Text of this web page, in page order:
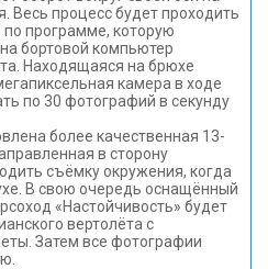
Весь процесс будет проходить
программе, которую
бортовой компьютер
Находящаяся на брюхе
камера в ходе
по 30 фотографий в секунду
более качественная 13-
в сторону
съёмку окружения, когда
В свою очередь оснащённый
«Настойчивость» будет
вертолёта с
Затем все фотографии